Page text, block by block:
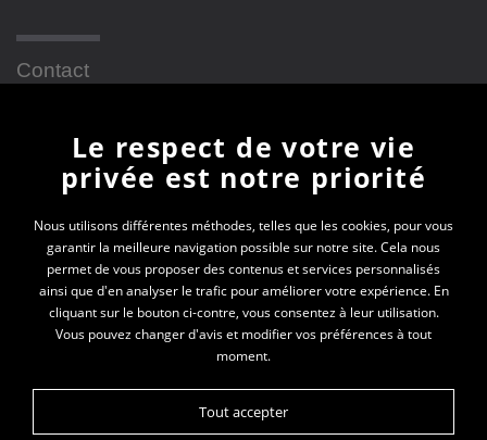
Contact
Newsletter
En vous inscrivant à la newsletter, vous recevrez
toutes les actualités des PEP 69
Votre e-mail*
Le respect de votre vie
privée est notre priorité
Nous utilisons différentes méthodes, telles que les cookies, pour vous
garantir la meilleure navigation possible sur notre site. Cela nous
permet de vous proposer des contenus et services personnalisés
ainsi que d'en analyser le trafic pour améliorer votre expérience. En
cliquant sur le bouton ci-contre, vous consentez à leur utilisation.
Vous pouvez changer d'avis et modifier vos préférences à tout
moment.
Tout accepter